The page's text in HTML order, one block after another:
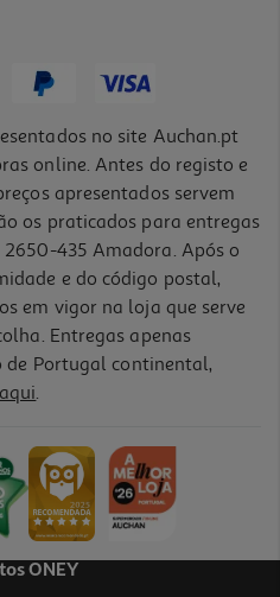
no site Auchan.pt
online. Antes do registo e
apresentados servem
os praticados para entregas
435 Amadora. Após o
e do código postal,
em vigor na loja que serve
Entregas apenas
Portugal continental,
aqui.
ONEY